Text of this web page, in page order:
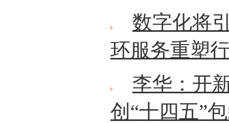
数字化将
环服务重塑
李华：开
创“十四五”